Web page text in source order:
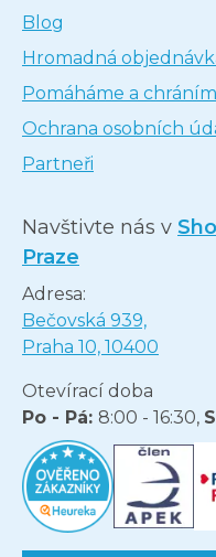
Blog
Hromadná
Pomáháme a
Ochrana osobních
Partneři
Navštivte nás v
Praze
Adresa:
Bečovská 939,
Praha 10, 10400
Otevírací doba
Po - Pá: 8:00 - 16:30,